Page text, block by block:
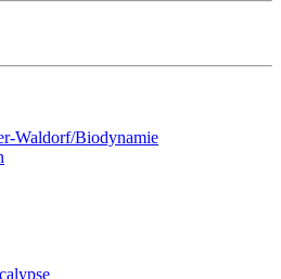
Waldorf/Biodynamie